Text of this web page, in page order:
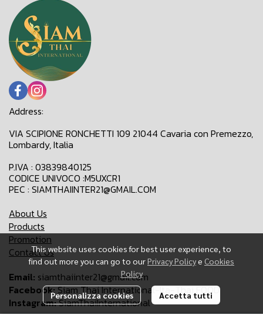
This website uses cookies for best user experience, to
find out more you can go to ourPrivacy Policye Cookies
Policy
Personalizza cookies Accetta tutti
Address:
VIA SCIPIONE RONCHETTI 109 21044 Cavaria con Premezzo,
Lombardy, Italia
P.IVA : 03839840125
CODICE UNIVOCO :M5UXCR1
PEC : SIAMTHAIINTER21@GMAIL.COM
About Us
Products
Promotion
Contact Us
Email: siamthaiinter21@gmail.com
Facebook:Siam Thai International-Ita-Thai FOOD
Instagram:SiamThaiInternational